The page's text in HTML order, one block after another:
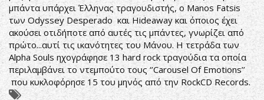
μπάντα υπάρχει Έλληνας τραγουδιστής, ο Manos Fatsis
των Odyssey Desperado και Hideaway και όποιος έχει
ακούσει οτιδήποτε από αυτές τις μπάντες, γνωρίζει από
πρώτο...αυτί τις ικανότητες του Μάνου. Η τετράδα των
Alpha Souls ηχογράφησε 13 hard rock τραγούδια τα οποία
περιλαμβάνει το ντεμπούτο τους ‘’Carousel Of Emotions’’
που κυκλοφόρησε 15 του μηνός από την RockCD Records.